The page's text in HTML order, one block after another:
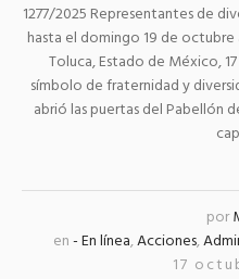
1277/2025 Representantes de
hasta el domingo 19 de
Toluca, Estado de México,
símbolo de fraternidad y
abrió las puertas del Pabellón
por
en- En línea,Acciones,
17